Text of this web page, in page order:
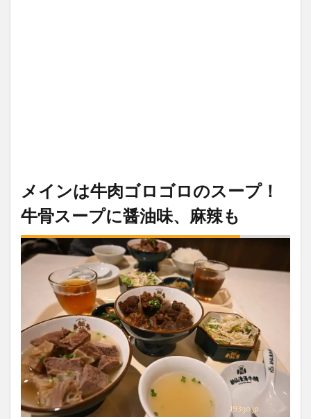
メインは牛肉ゴロゴロのスープ！
牛骨スープに醤油味、麻辣も